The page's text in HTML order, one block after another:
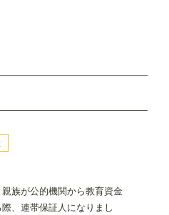
族が公的機関から教育資金
、連帯保証人になりまし